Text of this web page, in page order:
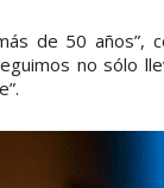
de 50 años”,
no sólo